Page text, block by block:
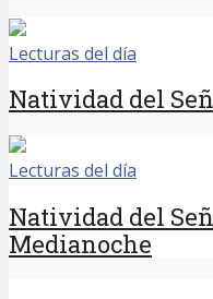
Lecturas del día
Natividad del
Lecturas del día
Natividad del
Medianoche